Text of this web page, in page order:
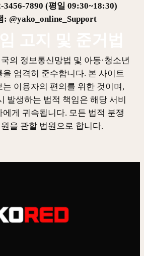
3456-7890 (평일 09:30~18:30)
: @yako_online_Support
의 정보통신망법 및 아동·청소년
엄격히 준수합니다. 본 사이트
이용자의 편의를 위한 것이며,
발생하는 법적 책임은 해당 서비
게 귀속됩니다. 모든 법적 분쟁
을 관할 법원으로 합니다.